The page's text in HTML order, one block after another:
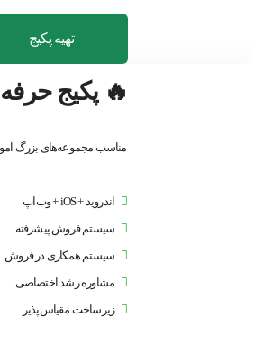
تهیه پکیج
🔥 پکیج
مناسب مجموعه‌های بزرگ
اندروید + iOS + وب‌اپ
سیستم فروش پیشرفته
سیستم همکاری در فروش
مشاوره رشد اختصاصی
زیرساخت مقیاس‌پذیر